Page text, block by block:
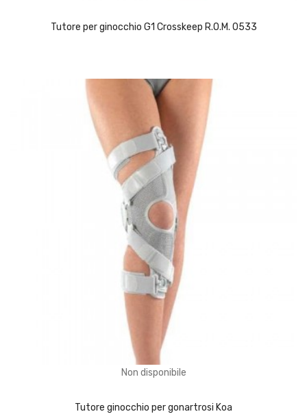
Tutore per ginocchio G1 Crosskeep R.O.M. 0533
Non disponibile
Tutore ginocchio per gonartrosi Koa